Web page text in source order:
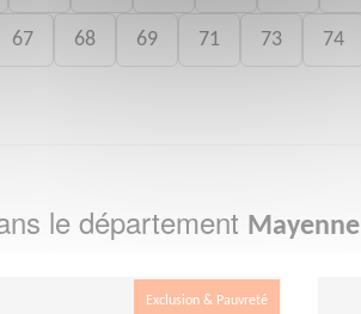
67 68 69 71 73 74
le département Mayenne
Exclusion & Pauvreté